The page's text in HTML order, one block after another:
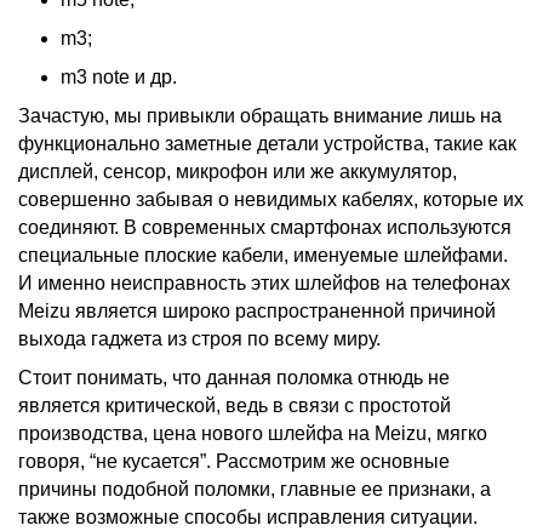
m3;
m3 note и др.
Зачастую, мы привыкли обращать внимание лишь на
функционально заметные детали устройства, такие как
дисплей, сенсор, микрофон или же аккумулятор,
совершенно забывая о невидимых кабелях, которые их
соединяют. В современных смартфонах используются
специальные плоские кабели, именуемые шлейфами.
И именно неисправность этих шлейфов на телефонах
Meizu является широко распространенной причиной
выхода гаджета из строя по всему миру.
Стоит понимать, что данная поломка отнюдь не
является критической, ведь в связи с простотой
производства, цена нового шлейфа на Meizu, мягко
говоря, “не кусается”. Рассмотрим же основные
причины подобной поломки, главные ее признаки, а
также возможные способы исправления ситуации.